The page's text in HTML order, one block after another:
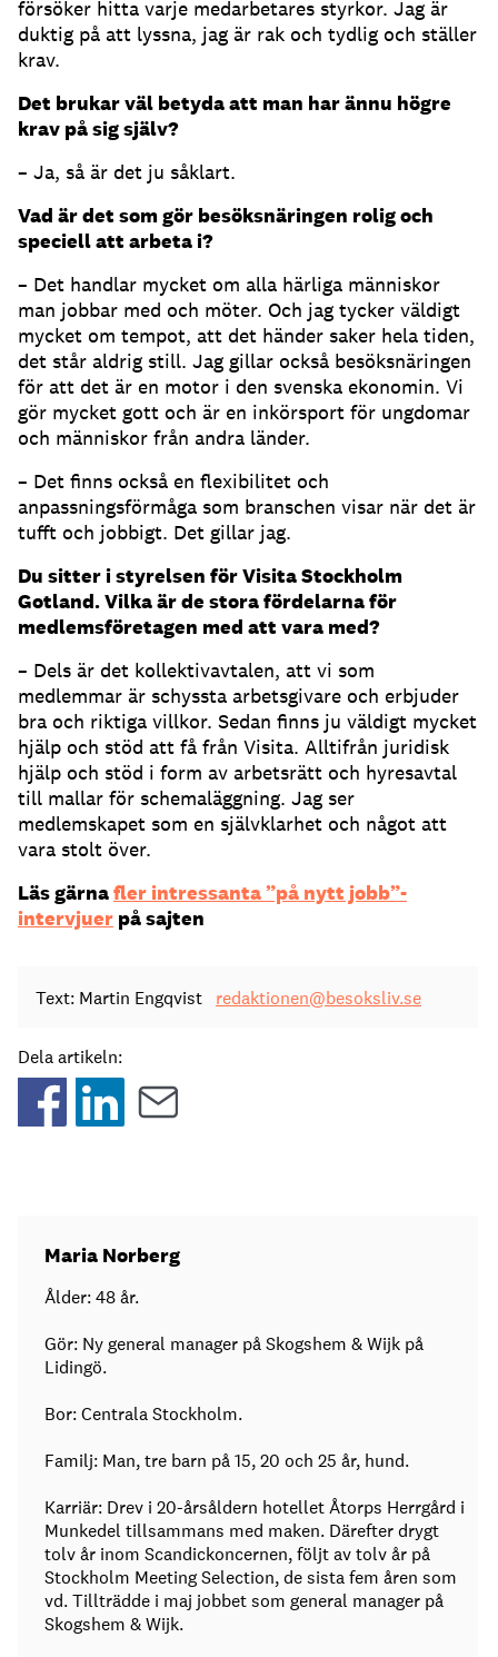
försöker hitta varje medarbetares styrkor. Jag är
duktig på att lyssna, jag är rak och tydlig och ställer
krav.
Det brukar väl betyda att man har ännu högre
krav på sig själv?
– Ja, så är det ju såklart.
Vad är det som gör besöksnäringen rolig och
speciell att arbeta i?
– Det handlar mycket om alla härliga människor
man jobbar med och möter. Och jag tycker väldigt
mycket om tempot, att det händer saker hela tiden,
det står aldrig still. Jag gillar också besöksnäringen
för att det är en motor i den svenska ekonomin. Vi
gör mycket gott och är en inkörsport för ungdomar
och människor från andra länder.
– Det finns också en flexibilitet och
anpassningsförmåga som branschen visar när det är
tufft och jobbigt. Det gillar jag.
Du sitter i styrelsen för Visita Stockholm
Gotland. Vilka är de stora fördelarna för
medlemsföretagen med att vara med?
– Dels är det kollektivavtalen, att vi som
medlemmar är schyssta arbetsgivare och erbjuder
bra och riktiga villkor. Sedan finns ju väldigt mycket
hjälp och stöd att få från Visita. Alltifrån juridisk
hjälp och stöd i form av arbetsrätt och hyresavtal
till mallar för schemaläggning. Jag ser
medlemskapet som en självklarhet och något att
vara stolt över.
Läs gärnafler intressanta ”på nytt jobb”-
intervjuer på sajten
Text: Martin Engqvist redaktionen@besoksliv.se
Dela artikeln:
Maria Norberg
Ålder: 48 år.
Gör: Ny general manager på Skogshem & Wijk på
Lidingö.
Bor: Centrala Stockholm.
Familj: Man, tre barn på 15, 20 och 25 år, hund.
Karriär: Drev i 20-årsåldern hotellet Åtorps Herrgård i
Munkedel tillsammans med maken. Därefter drygt
tolv år inom Scandickoncernen, följt av tolv år på
Stockholm Meeting Selection, de sista fem åren som
vd. Tillträdde i maj jobbet som general manager på
Skogshem & Wijk.